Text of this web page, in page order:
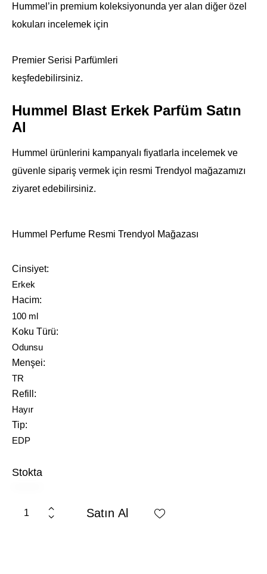
Hummel’in premium koleksiyonunda yer alan diğer özel
kokuları incelemek için
Premier Serisi Parfümleri
keşfedebilirsiniz.
Hummel Blast Erkek Parfüm Satın
Al
Hummel ürünlerini kampanyalı fiyatlarla incelemek ve
güvenle sipariş vermek için resmi Trendyol mağazamızı
ziyaret edebilirsiniz.
Hummel Perfume Resmi Trendyol Mağazası
Cinsiyet
Erkek
Hacim
100 ml
Koku Türü
Odunsu
Menşei
TR
Refill
Hayır
Tip
EDP
Stokta
Satın Al